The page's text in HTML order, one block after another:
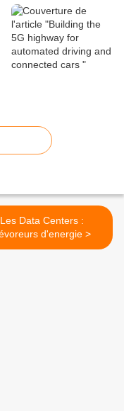
Les Data Centers :
dévoreurs d'energie >